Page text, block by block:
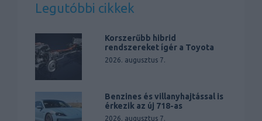
Legutóbbi cikkek
Korszerűbb hibrid
rendszereket ígér a Toyota
2026. augusztus 7.
Benzines és villanyhajtással is
érkezik az új 718-as
2026. augusztus 7.